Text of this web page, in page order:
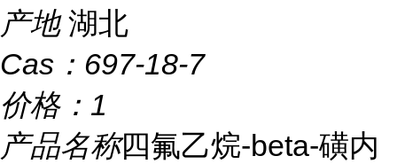
产地 湖北
Cas： 697-18-7
价格： 1
产品名称四氟乙烷-beta-磺内